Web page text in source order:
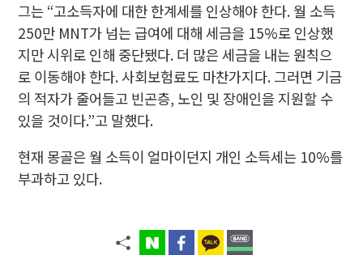
그는 “고소득자에 대한 한계세를 인상해야 한다. 월 소득
250만 MNT가 넘는 급여에 대해 세금을 15%로 인상했
지만 시위로 인해 중단됐다. 더 많은 세금을 내는 원칙으
로 이동해야 한다. 사회보험료도 마찬가지다. 그러면 기금
의 적자가 줄어들고 빈곤층, 노인 및 장애인을 지원할 수
있을 것이다.”고 말했다.
현재 몽골은 월 소득이 얼마이던지 개인 소득세는 10%를
부과하고 있다.